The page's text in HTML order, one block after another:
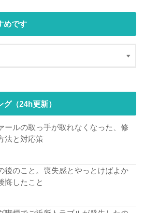
めです
グ（24h更新）
ールの取っ手が取れなくなった、修
法と対応策
後のこと。喪失感とやっとけばよか
悔したこと